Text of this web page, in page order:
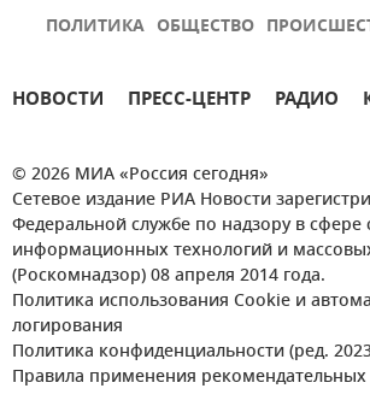
ПОЛИТИКА ОБЩЕСТВО
НОВОСТИ ПРЕСС-ЦЕНТР РАДИО
© 2026 МИА «Россия сегодня»
Сетевое издание РИА Новости
Федеральной службе по надзору в сфере
информационных технологий и
(Роскомнадзор) 08 апреля 2014 года.
Политика использования Cookie и
логирования
Политика конфиденциальности (ред.
Правила применения рекомендательных